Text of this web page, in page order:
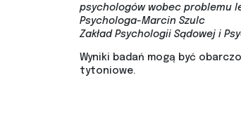
psychologów wobec problemu
Psychologa-Marcin Szulc
Zakład Psychologii Sądowej i
Wyniki badań mogą być
tytoniowe.